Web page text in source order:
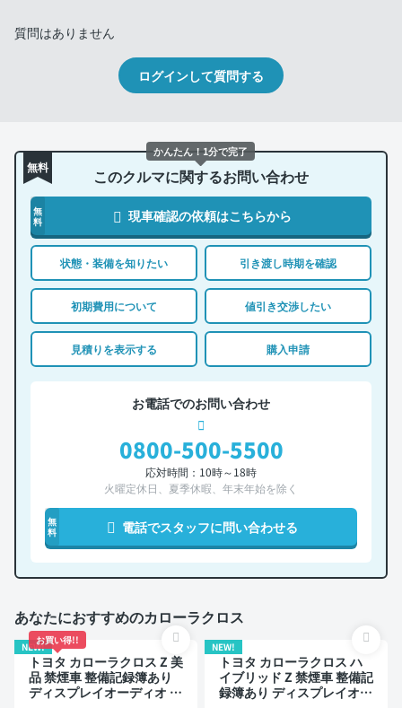
質問はありません
ログインして質問する
無料 このクルマに関するお問い合わせ
無
料
現車確認の依頼はこちらから
状態・装備を知りたい 引き渡し時期を確認
初期費用について 値引き交渉したい
見積りを表示する 購入申請
お電話でのお問い合わせ
0800-500-5500
応対時間：10時～18時
火曜定休日、夏季休暇、年末年始を除く
無
料
電話でスタッフに問い合わせる
あなたにおすすめのカローラクロス
NEW!
お買い得!!
トヨタ カローラクロス Z 美
品 禁煙車 整備記録簿あり
ディスプレイオーディオ ※
NEW!
トヨタ カローラクロス ハ
イブリッド Z 禁煙車 整備記
録簿あり ディスプレイオー
かんたん！1分で完了